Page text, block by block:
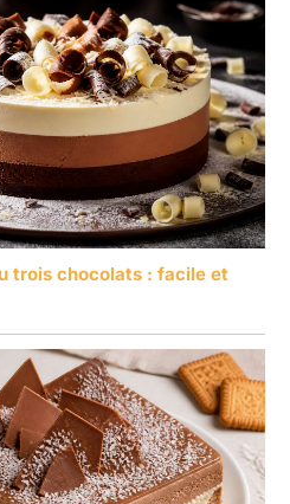
trois chocolats : facile et